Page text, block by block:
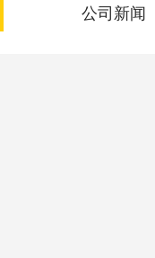
公司新闻